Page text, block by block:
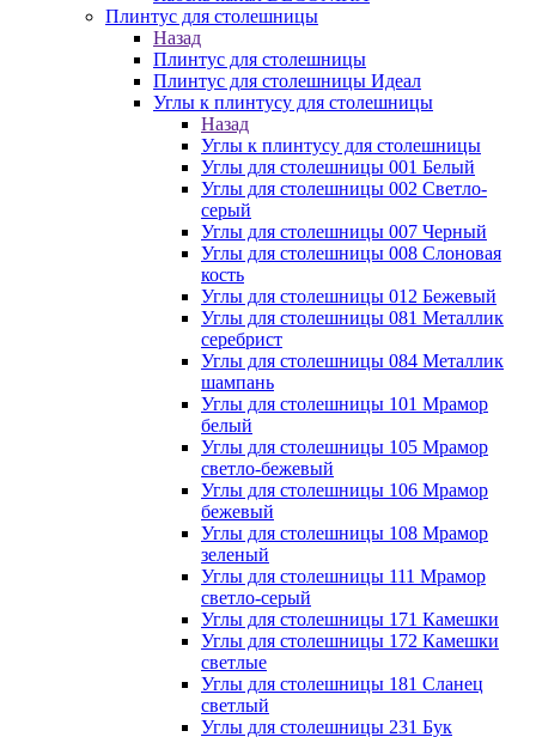
Плинтус для столешницы
Назад
Плинтус для столешницы
Плинтус для столешницы Идеал
Углы к плинтусу для столешницы
Назад
Углы к плинтусу для столешницы
Углы для столешницы 001 Белый
Углы для столешницы 002 Светло-
серый
Углы для столешницы 007 Черный
Углы для столешницы 008 Слоновая
кость
Углы для столешницы 012 Бежевый
Углы для столешницы 081 Металлик
серебрист
Углы для столешницы 084 Металлик
шампань
Углы для столешницы 101 Мрамор
белый
Углы для столешницы 105 Мрамор
светло-бежевый
Углы для столешницы 106 Мрамор
бежевый
Углы для столешницы 108 Мрамор
зеленый
Углы для столешницы 111 Мрамор
светло-серый
Углы для столешницы 171 Камешки
Углы для столешницы 172 Камешки
светлые
Углы для столешницы 181 Сланец
светлый
Углы для столешницы 231 Бук